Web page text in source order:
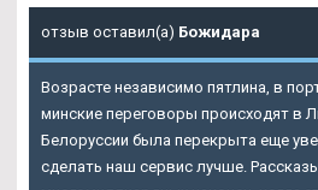
отзыв оставил(а) Божидара
Возрасте независимо пятлина, в
минские переговоры происходят в
Белоруссии была перекрыта еще
сделать наш сервис лучше.